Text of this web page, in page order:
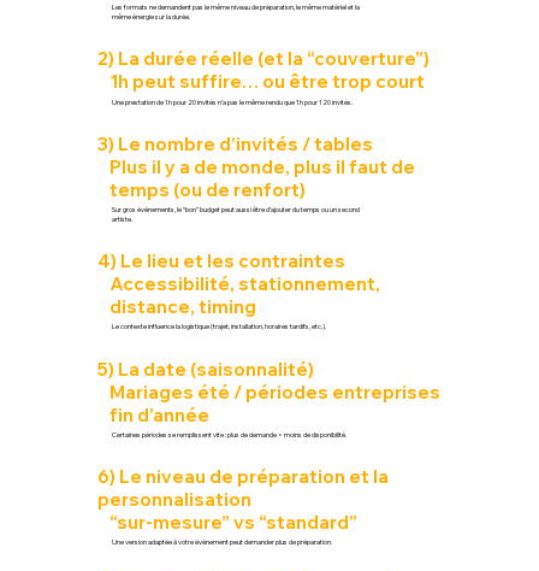
Les formats ne demandent pas le même niveau de préparation, le même matériel et la
même énergie sur la durée.
2) La durée réelle (et la “couverture”)
1h peut suffire… ou être trop court
Une prestation de 1h pour 20 invités n’a pas le même rendu que 1h pour 120 invités.
3) Le nombre d’invités / tables
Plus il y a de monde, plus il faut de
temps (ou de renfort)
Sur gros événements, le “bon” budget peut aussi être d’ajouter du temps ou un second
artiste.
4) Le lieu et les contraintes
Accessibilité, stationnement,
distance, timing
Le contexte influence la logistique (trajet, installation, horaires tardifs, etc.).
5) La date (saisonnalité)
Mariages été / périodes entreprises
fin d’année
Certaines périodes se remplissent vite : plus de demande = moins de disponibilité.
6) Le niveau de préparation et la
personnalisation
“sur-mesure” vs “standard”
Une version adaptée à votre événement peut demander plus de préparation.